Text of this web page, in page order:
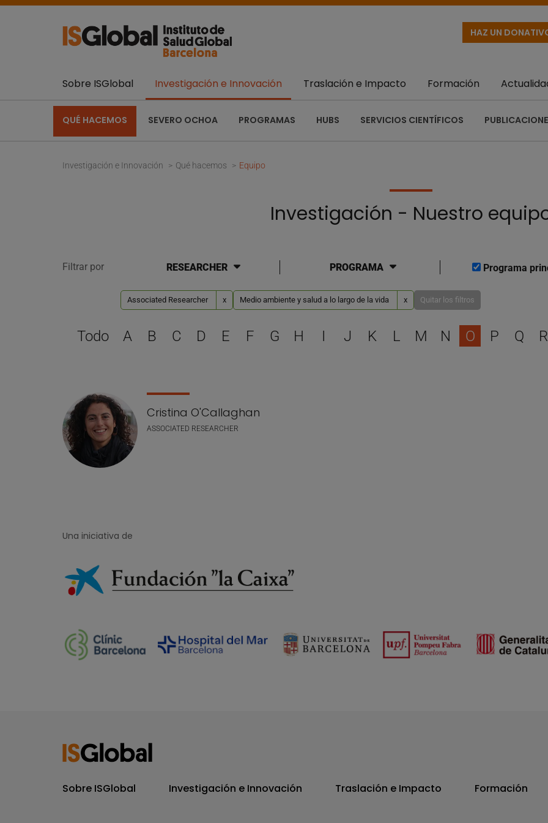
HAZ UN
Sobre ISGlobal Investigación e Innovación
QUÉ HACEMOS SEVERO OCHOA PROGRAMAS HUBS SERVICIOS CIENTÍFICOS
Traslación e Impacto Formación
Investigación e Innovación Qué hacemos Equipo
Investigación - Nuestro
Filtrar por RESEARCHER PROGRAMA Programa
Associated Researcher x Medio ambiente y salud a lo largo de la vida x Quitar los filtros
Selecciona una letra
Todo A B C D E F G H I J K L M N O P Q R
Lista de personal
Cristina O'Callaghan
ASSOCIATED RESEARCHER
Una iniciativa de
Sobre ISGlobal Investigación e Innovación Traslación e Impacto Formación